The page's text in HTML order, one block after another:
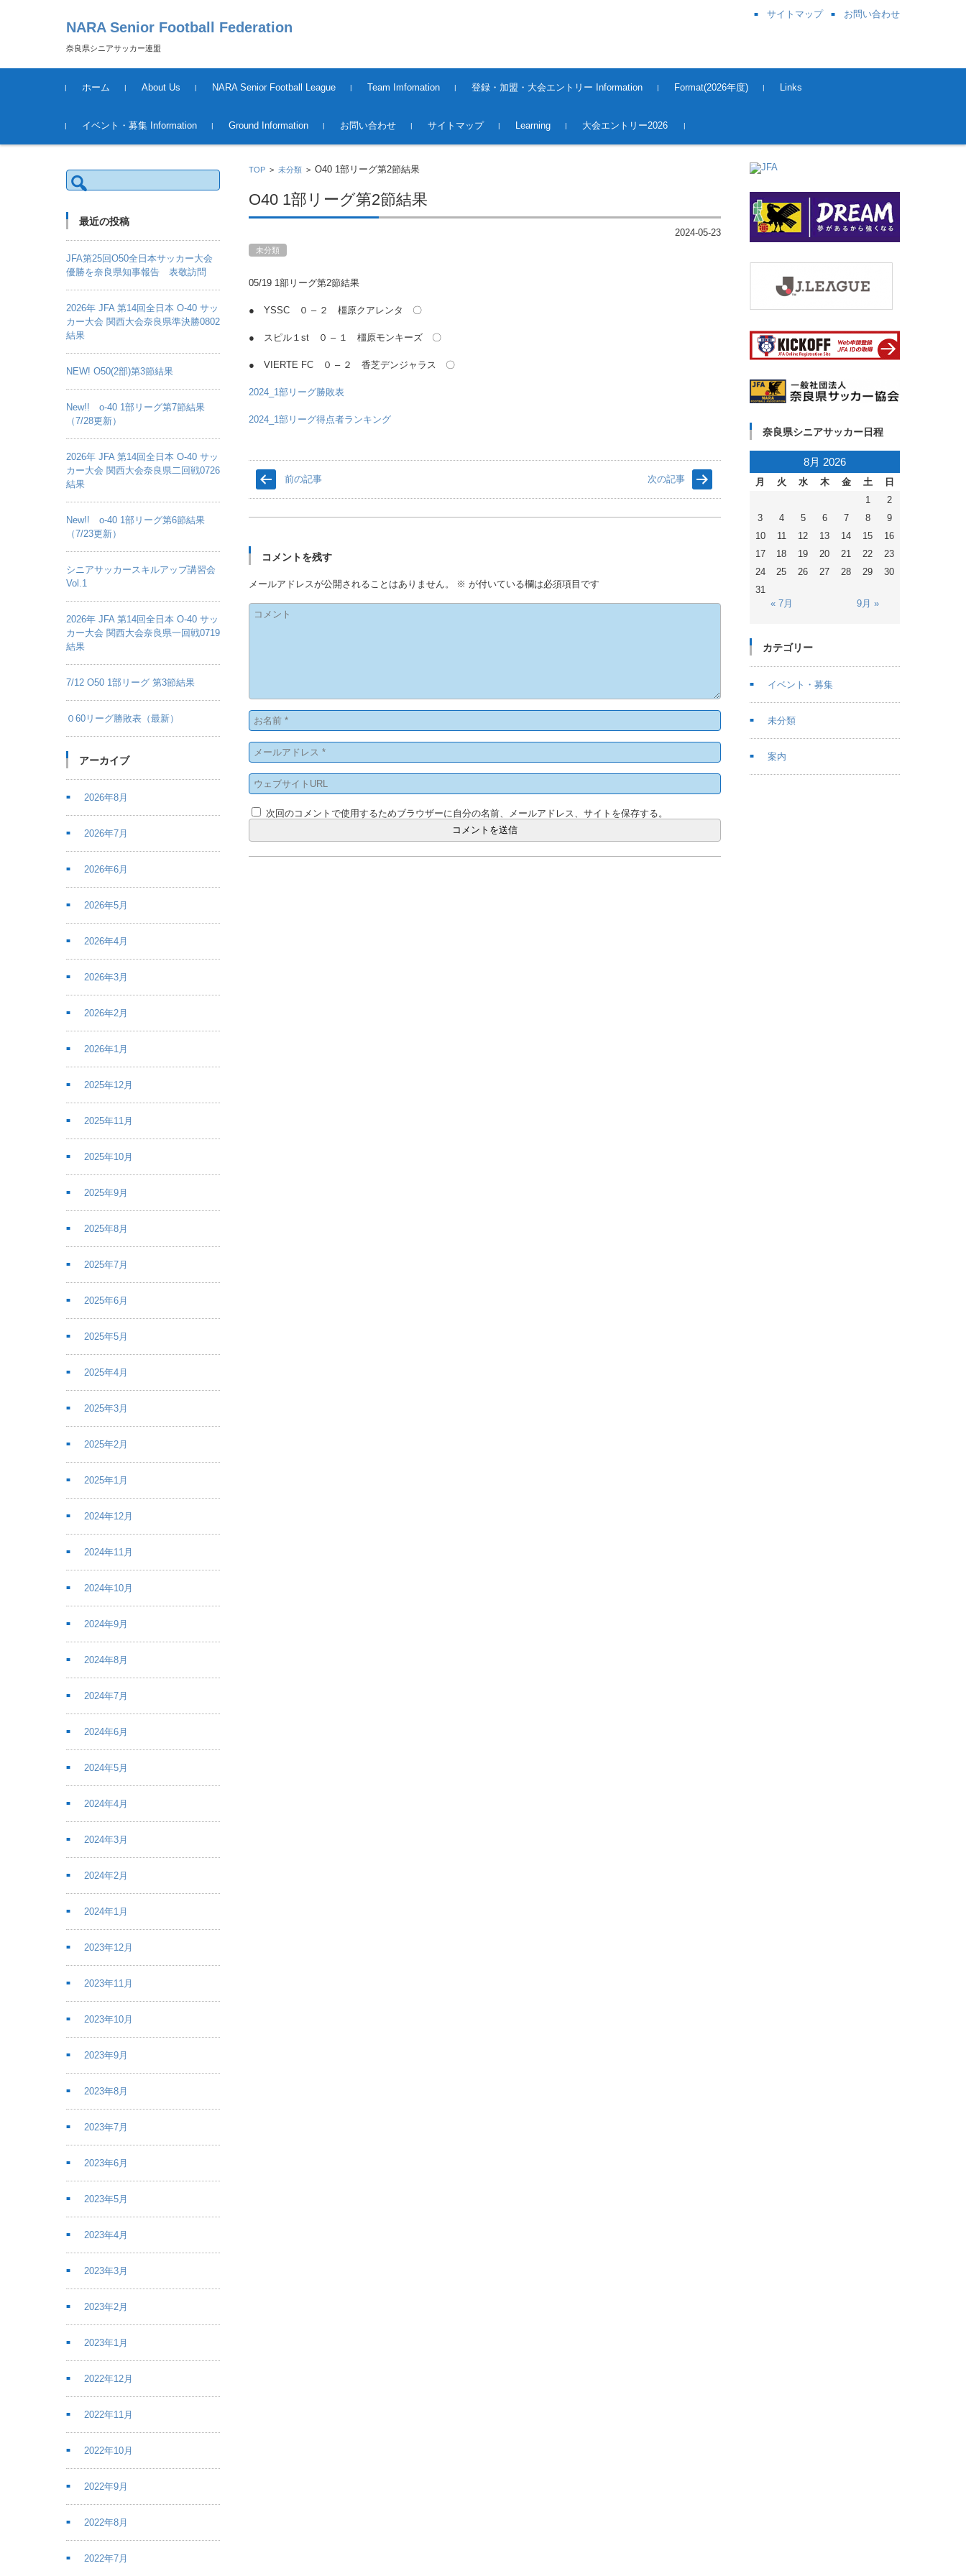
NARA Senior Football Federation
奈良県シニアサッカー連盟
サイトマップ お問い合わせ
コンテンツに移動
ホーム
About Us NARA Senior Football League
運営について
League Schedule &Result 2008〜2013Season
2014〜2015Season
2015〜2016Season
2016〜2017Season
2017〜2018Season
2018〜2019season
2019~2020season
2020〜2021 season
2021〜2022 season
2022〜2023 season
2023〜2024 season
2024〜2025 season
2025〜2026 Season
Tournament Information &
2016〜2017 Season（大
2017〜2018 Season（大
2018~2019season（大会）
2019～2020season（大会）
2020～2021season（大会）
2021～2022season（大会）
2022～2023season（大会）
2023～2024season（大会）
2024〜2025season(大会）
2025〜2026season(大会）
Team Imfomation
Premiere League Team
1st.Division Team
2nd.Division Team
Middles League Team【O5
登録・加盟・大会エントリー Information
登録・加盟
大会エントリー 2017
大会エントリー 2018
大会エントリー2019
大会エントリー2020
大会エントリー2021
大会エントリー2022
大会エントリー2023
大会エントリー2026
Format(2026年度) Links
イベント・募集 Information Ground Information お問い合わせ サイトマップ Learning 大会エントリー2026
TOP >未分類 >O40 1部リーグ第2節結果
O40 1部リーグ第2節結果
2024-05-23
未分類
05/19 1部リーグ第2節結果
● YSSC ０ – ２ 橿原クアレンタ 〇
● スピル１st ０ – １ 橿原モンキーズ 〇
● VIERTE FC ０ – ２ 香芝デンジャラス 〇
2024_1部リーグ勝敗表
2024_1部リーグ得点者ランキング
前の記事 次の記事
コメントを残す
メールアドレスが公開されることはありません。 ※ が付いている欄は必須項目です
次回のコメントで使用するためブラウザーに自分の名前、メールアドレス、サイトを保存する。
検
索:
最近の投稿
JFA第25回O50全日本サッカー大会
優勝を奈良県知事報告 表敬訪問
2026年 JFA 第14回全日本 O-40 サッ
カー大会 関西大会奈良県準決勝0802
結果
NEW! O50(2部)第3節結果
New!! o-40 1部リーグ第7節結果
（7/28更新）
2026年 JFA 第14回全日本 O-40 サッ
カー大会 関西大会奈良県二回戦0726
結果
New!! o-40 1部リーグ第6節結果
（7/23更新）
シニアサッカースキルアップ講習会
Vol.1
2026年 JFA 第14回全日本 O-40 サッ
カー大会 関西大会奈良県一回戦0719
結果
7/12 O50 1部リーグ 第3節結果
０60リーグ勝敗表（最新）
アーカイブ
2026年8月
2026年7月
2026年6月
2026年5月
2026年4月
2026年3月
2026年2月
2026年1月
2025年12月
2025年11月
2025年10月
2025年9月
2025年8月
2025年7月
2025年6月
2025年5月
2025年4月
2025年3月
2025年2月
2025年1月
2024年12月
2024年11月
2024年10月
2024年9月
2024年8月
2024年7月
2024年6月
2024年5月
2024年4月
2024年3月
2024年2月
2024年1月
2023年12月
2023年11月
2023年10月
2023年9月
2023年8月
2023年7月
2023年6月
2023年5月
2023年4月
2023年3月
2023年2月
2023年1月
2022年12月
2022年11月
2022年10月
2022年9月
2022年8月
2022年7月
奈良県シニアサッカー日程
8月 2026
月 火 水 木 金 土
日
1
2
3
4 5 6 7 8
9
10
11 12 13 14 15
16
17
18 19 20 21 22
23
24
25 26 27 28 29
30
31
« 7月
9月 »
カテゴリー
イベント・募集
未分類
案内